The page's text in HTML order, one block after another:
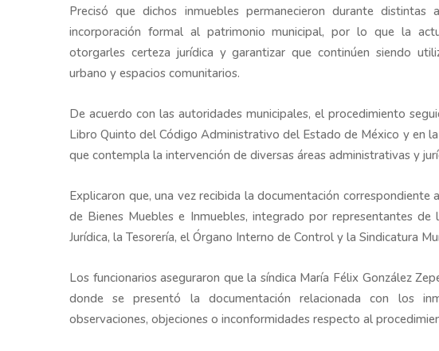
Precisó que dichos inmuebles permanecieron durante distintas
incorporación formal al patrimonio municipal, por lo que la
otorgarles certeza jurídica y garantizar que continúen siendo
urbano y espacios comunitarios.
De acuerdo con las autoridades municipales, el procedimiento
Libro Quinto del Código Administrativo del Estado de México y en
que contempla la intervención de diversas áreas administrativas y
Explicaron que, una vez recibida la documentación
de Bienes Muebles e Inmuebles, integrado por representantes de
Jurídica, la Tesorería, el Órgano Interno de Control y la Sindicatura
Los funcionarios aseguraron que la síndica María Félix González
donde se presentó la documentación relacionada con los
observaciones, objeciones o inconformidades respecto al